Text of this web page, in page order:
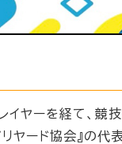
ヤーを経て、競
ヤード協会』の